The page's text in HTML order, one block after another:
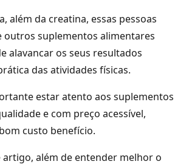
além da creatina, essas pessoas
outros suplementos alimentares
alavancar os seus resultados
das atividades físicas.
estar atento aos suplementos
e com preço acessível,
custo benefício.
artigo, além de entender melhor o